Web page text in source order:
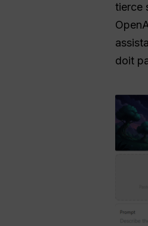
tierce
doit